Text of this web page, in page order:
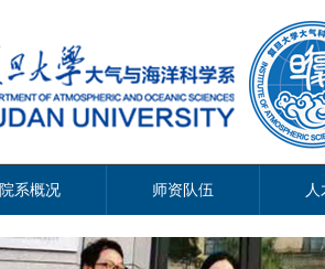
院系概况 师资队伍 人